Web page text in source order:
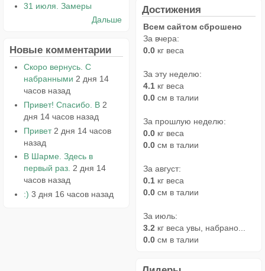
31 июля. Замеры
Дальше
Новые комментарии
Скоро вернусь. С
набранными 2 дня 14
часов назад
Привет! Спасибо. В 2
дня 14 часов назад
Привет 2 дня 14 часов
назад
В Шарме. Здесь в
первый раз. 2 дня 14
часов назад
:) 3 дня 16 часов назад
Достижения
Всем сайтом сброшено
За вчера:
0.0 кг веса
За эту неделю:
4.1 кг веса
0.0 см в талии
За прошлую неделю:
0.0 кг веса
0.0 см в талии
За август:
0.1 кг веса
0.0 см в талии
За июль:
3.2 кг веса увы, набрано...
0.0 см в талии